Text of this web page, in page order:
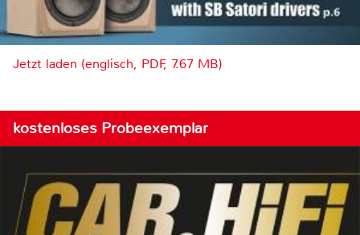
Jetzt laden (englisch, PDF, 7.67 MB)
kostenloses Probeexemplar